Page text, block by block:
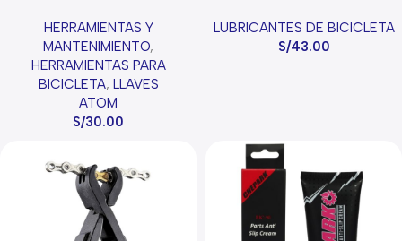
HERRAMIENTAS Y
MANTENIMIENTO,
HERRAMIENTAS PARA
BICICLETA, LLAVES
ATOM
S/30.00
LUBRICANTES DE BICICLETA
S/43.00